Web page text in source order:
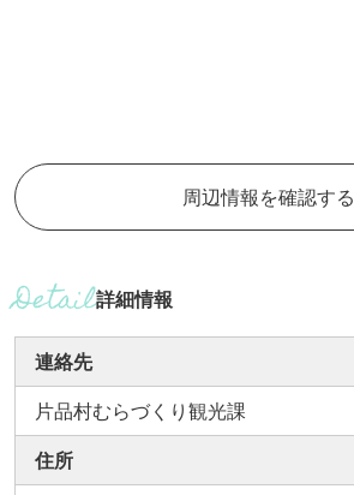
周辺情報を確認する
詳細情報
連絡先
片品村むらづくり観光課
住所